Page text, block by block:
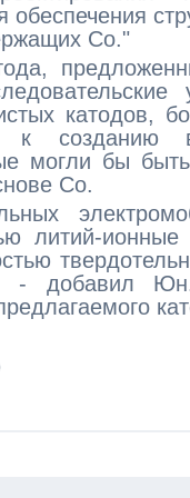
Co."
катодов,
созданию
могли бы
Со.
литий-
- добавил